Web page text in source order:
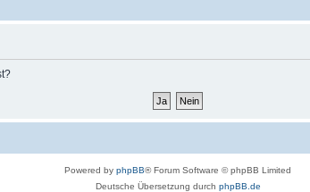
Powered by phpBB® Forum Software © phpBB Limited
Deutsche Übersetzung durch phpBB.de